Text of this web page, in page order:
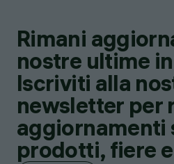
Rimani
nostre ultime
Iscriviti alla
newsletter per
aggiornamenti
prodotti, fiere